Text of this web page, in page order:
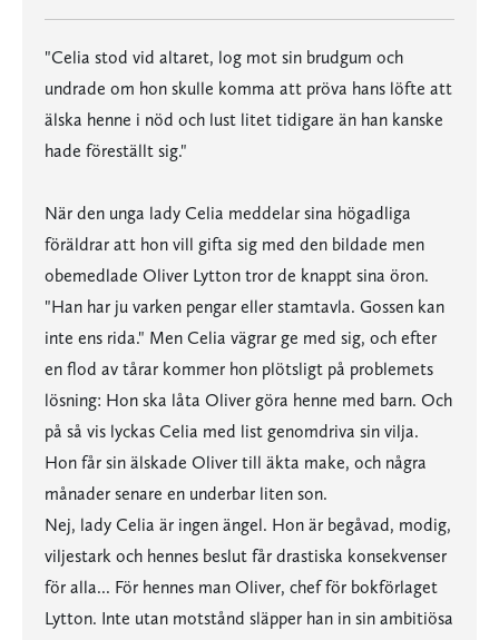
"Celia stod vid altaret, log mot sin brudgum och
undrade om hon skulle komma att pröva hans löfte att
älska henne i nöd och lust litet tidigare än han kanske
hade föreställt sig."
När den unga lady Celia meddelar sina högadliga
föräldrar att hon vill gifta sig med den bildade men
obemedlade Oliver Lytton tror de knappt sina öron.
"Han har ju varken pengar eller stamtavla. Gossen kan
inte ens rida." Men Celia vägrar ge med sig, och efter
en flod av tårar kommer hon plötsligt på problemets
lösning: Hon ska låta Oliver göra henne med barn. Och
på så vis lyckas Celia med list genomdriva sin vilja.
Hon får sin älskade Oliver till äkta make, och några
månader senare en underbar liten son.
Nej, lady Celia är ingen ängel. Hon är begåvad, modig,
viljestark och hennes beslut får drastiska konsekvenser
för alla... För hennes man Oliver, chef för bokförlaget
Lytton. Inte utan motstånd släpper han in sin ambitiösa